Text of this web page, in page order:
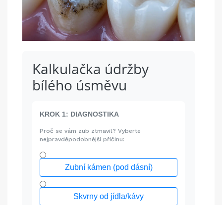
Kalkulačka údržby
bílého úsměvu
KROK 1: DIAGNOSTIKA
Proč se vám zub ztmavil? Vyberte
nejpravděpodobnější příčinu:
Zubní kámen (pod dásní)
Skvrny od jídla/kávy